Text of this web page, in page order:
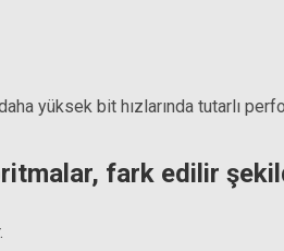
yüksek bit hızlarında tutarlı
fark edilir